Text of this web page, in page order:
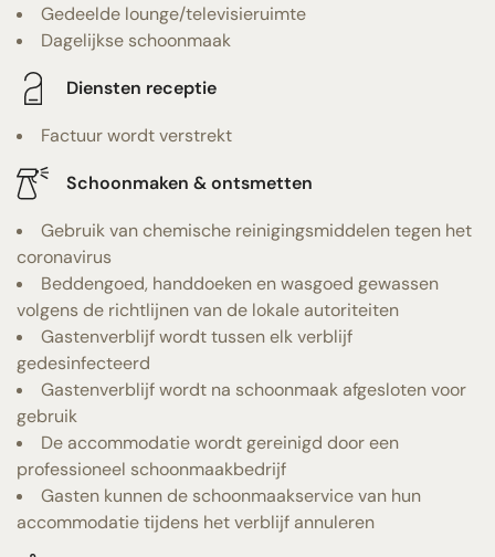
Gedeelde lounge/televisieruimte
Dagelijkse schoonmaak
Diensten receptie
Factuur wordt verstrekt
Schoonmaken & ontsmetten
Gebruik van chemische reinigingsmiddelen tegen het
coronavirus
Beddengoed, handdoeken en wasgoed gewassen
volgens de richtlijnen van de lokale autoriteiten
Gastenverblijf wordt tussen elk verblijf
gedesinfecteerd
Gastenverblijf wordt na schoonmaak afgesloten voor
gebruik
De accommodatie wordt gereinigd door een
professioneel schoonmaakbedrijf
Gasten kunnen de schoonmaakservice van hun
accommodatie tijdens het verblijf annuleren